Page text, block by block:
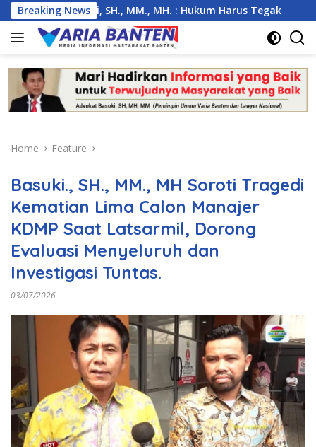
Skip
to
content
Breaking News
Basuki, SH., MM., MH. : Hukum Harus Tegak
Home Feature
Basuki., SH., MM., MH Soroti Tragedi
Kematian Lima Calon Manajer
KDMP Saat Latsarmil, Dorong
Evaluasi Menyeluruh dan
Investigasi Tuntas.
03/07/2026